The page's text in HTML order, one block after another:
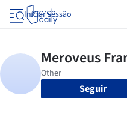
Iniciar sessão
Seguir